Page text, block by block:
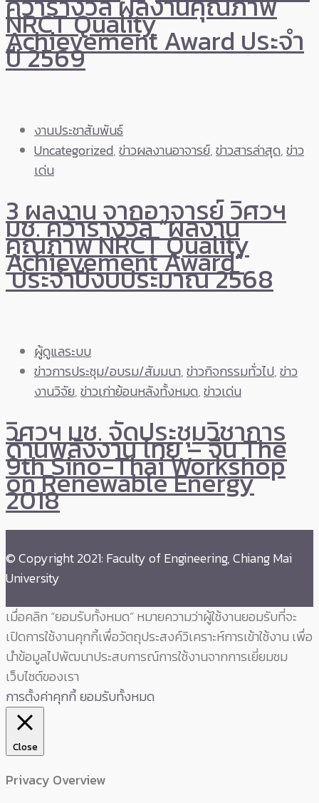
NRCT Quality
Achievement Award ประจำ
ปี 2569
งานประชาสัมพันธ์
Uncategorized,ข่าวผลงานอาจารย์,ข่าวสารล่าสุด,ข่าว
เด่น
3 ผลงาน จากอาจารย์ วิศวฯ
มช. คว้ารางวัล “ผลงาน
คุณภาพ NRCT Quality
Achievement Award”
ประจำปีงบประมาณ 2568
ผู้ดูแลระบบ
ข่าวการประชุม/อบรม/สัมมนา,ข่าวกิจกรรมทั่วไป,ข่าว
งานวิจัย,ข่าวเก่าย้อนหลังทั้งหมด,ข่าวเด่น
วิศวฯ มช. จัดประชุมวิชาการ
ด้านพลังงาน ไทย – จีน The
9th Sino-Thai Workshop
on Renewable Energy
2018
© Copyright 2021: Faculty of Engineering, Chiang Mai
University
เมื่อคลิก “ยอมรับทั้งหมด” หมายความว่าผู้ใช้งานยอมรับที่จะ
เปิดการใช้งานคุกกี้เพื่อวัตถุประสงค์วิเคราะห์การเข้าใช้งาน เพื่อ
นำข้อมูลไปพัฒนาประสบการณ์การใช้งานจากการเยี่ยมชม
เว็บไซต์ของเรา
การตั้งค่าคุกกี้ยอมรับทั้งหมด
Close
Privacy Overview